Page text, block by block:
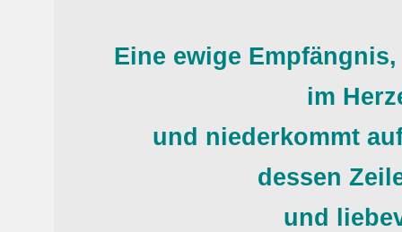
Eine ewige
im
und niederkommt
dessen
und